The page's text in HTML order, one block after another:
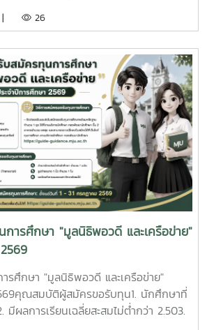
ให้ใช้ผลการเรียนจากสถาบันการศึกษา
กรณ์การเกษตรทั่วประเทศหมายเหตุ
บัติของผู้สมัครขอรับทุนการศึกษา ตามข้อ
ธิ์สมัครขอรับทุนการศึกษาดังกล่าวได้วิธี
รศึกษา1. ให้นักศึกษารับแบบฟอร์มใบสมัคร
ใจพี่ให้น้อง” ครั้งที่ 5 ที่หน่วยทุนการศึกษา
ยศสุข ตั้งแต่วันที่ 3 - 21 สิงหาคม 2569
รศึกษา และหลักฐานการสมัครที่หน่วยทุน
นักศึกษา จำนวน 1 ชุด2. ให้นักศึกษากรอก
ห้สมบูรณ์ และเป็นไปตามความเป็นจริง ถ้า
รณาทุนการศึกษา ตรวจพบว่าข้อมูลไม่
สิทธิขอรับทุนการศึกษาดังกล่าวหลักฐาน
ารศึกษา จำนวน 1 ชุด1. รูปถ่าย 1 นิ้ว
าพสแกนได้) 2. สำเนาบัตรประจำ
บิดา มารดา หรือผู้อุปการะ 3. ใบแสดง
นักศึกษาชั้นปีที่ 2 - 4 ใช้ของ
รับนักศึกษาชั้นปีที่ 1 ใช้ของสถาบันการ
ง นำโดย คุณณัฏฐวรรธน์ ตรีณาวงษ์,
รมการปกครอง ในการประชุมหารือ
ดำเนินการโครงการจัดส่งนักศึกษาชาว
มหาวิทยาลัย ตามที่กรมการปกครอง ได้มี
ยาลัยแม่โจ้ในการดำเนินโครงการจัดส่ง
าเข้าศึกษาต่อมหาวิทยาลัย ปีการศึกษา
ยโอกาสให้ชาวไทยภูเขาได้เข้าถึงการศึกษา
พื้นฐานของการพัฒนาและยกระดับ
มรู้ที่ได้รับกลับไปสร้างสรรค์ประโยชน์และ
ณ ห้องประชุมองค์กรนักศึกษา ชั้น 2
| 26
การศึกษา "มูลนิธิพอวดี และเครือข่าย"
รศึกษา "มูลนิธิพอวดี และเครือข่าย"
คุณสมบัติผู้สมัครขอรับทุน1. นักศึกษาที่
ผลการเรียนเฉลี่ยสะสมไม่ต่ำกว่า 2.503.